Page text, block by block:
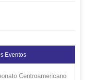
Eventos
Centroamericano